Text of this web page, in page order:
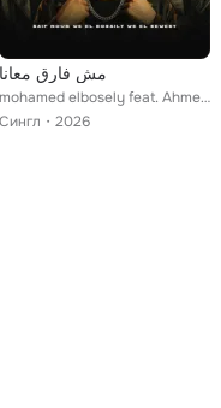
مش فارق معانا
mohamed elbosely feat. Ahmed Elswesy, Seif Nour
Сингл
2026